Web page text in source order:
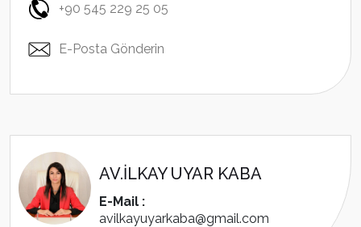
+90 545 229 25 05
E-Posta Gönderin
AV.İLKAY UYAR KABA
E-Mail :
avilkayuyarkaba@gmail.com